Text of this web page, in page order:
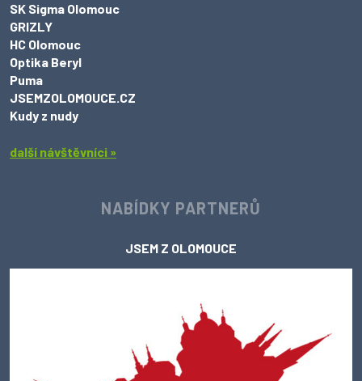
SK Sigma Olomouc
GRIZLY
HC Olomouc
Optika Beryl
Puma
JSEMZOLOMOUCE.CZ
Kudy z nudy
další návštěvníci »
NABÍDKY PARTNERŮ
JSEM Z OLOMOUCE